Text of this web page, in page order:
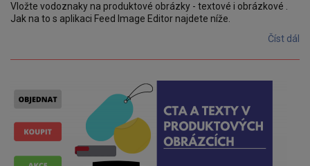
Vložte vodoznaky na produktové obrázky - textové i obrázkové .
Jak na to s aplikaci Feed Image Editor najdete níže.
Číst dál